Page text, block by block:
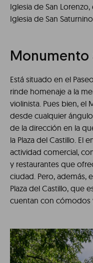
Iglesia de San
Iglesia de San
Monumento
Está situado en el
rinde homenaje a la
violinista. Pues bien, el
desde cualquier
de la dirección en la
la Plaza del Castillo. El
actividad comercial,
y restaurantes que
ciudad. Pero, además,
Plaza del Castillo, que
cuentan con cómodos